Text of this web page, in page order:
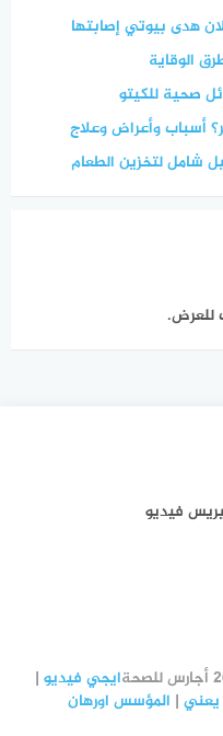
هدى بيوتي إصابتها
الوقاية
صحية للكيتو
أسباب وأعراض وعلاج
شامل لتخزين الطعام
للعرض.
فيديو
ايجي فيديو |
يعني | المؤسس اورهان